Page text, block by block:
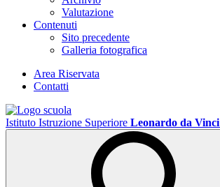
Valutazione
Contenuti
Sito precedente
Galleria fotografica
Area Riservata
Contatti
Istituto Istruzione Superiore Leonardo da Vinci